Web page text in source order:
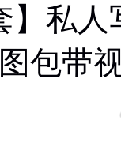
】私人
包带